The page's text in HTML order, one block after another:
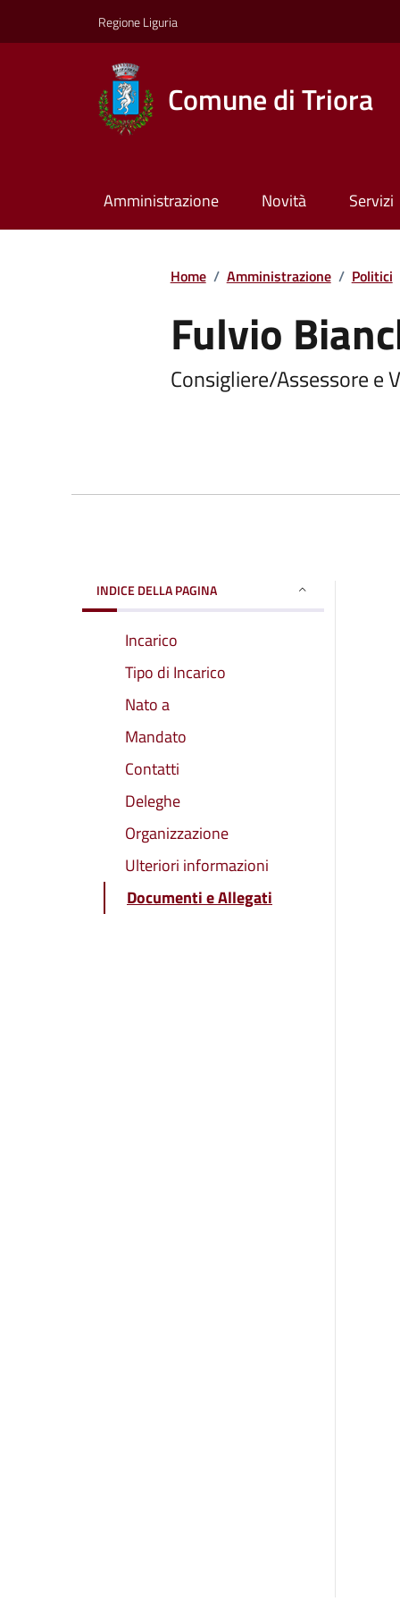
Regione Liguria
Comune di Triora
Amministrazione Novità Servizi
Home / Amministrazione / Politici
Fulvio
Consigliere/Assessore e
INDICE DELLA PAGINA
Incarico
Tipo di Incarico
Nato a
Mandato
Contatti
Deleghe
Organizzazione
Ulteriori informazioni
Documenti e Allegati